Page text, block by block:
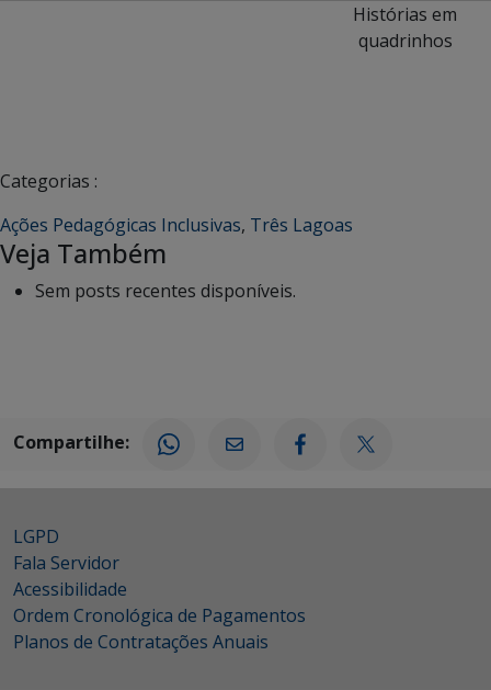
Histórias em
quadrinhos
Categorias :
Ações Pedagógicas Inclusivas, Três Lagoas
Veja Também
Sem posts recentes disponíveis.
Compartilhe:
LGPD
Fala Servidor
Acessibilidade
Ordem Cronológica de Pagamentos
Planos de Contratações Anuais